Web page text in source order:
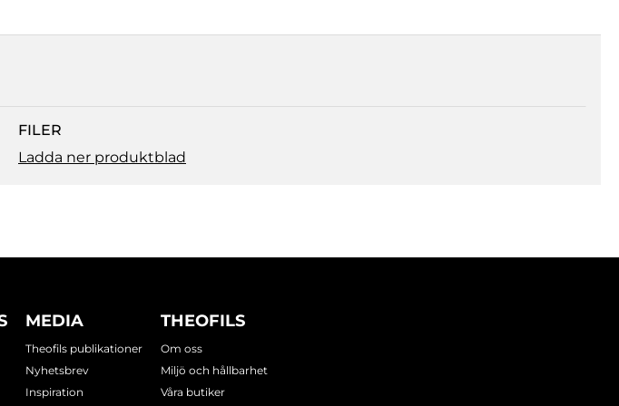
FILER
Ladda ner produktblad
MEDIA
Theofils publikationer
Nyhetsbrev
Inspiration
THEOFILS
Om oss
Miljö och hållbarhet
Våra butiker